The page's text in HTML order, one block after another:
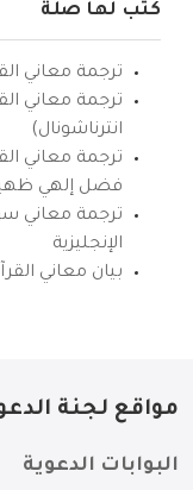
كتب لها صلة
ترجمة معاني
ترجمة معاني
انترناشونال)
ترجمة معاني
فضل إلهي
ترجمة معاني
الإنجليزية
بيان معاني
مواقع لجنة
البوابات الدعوية